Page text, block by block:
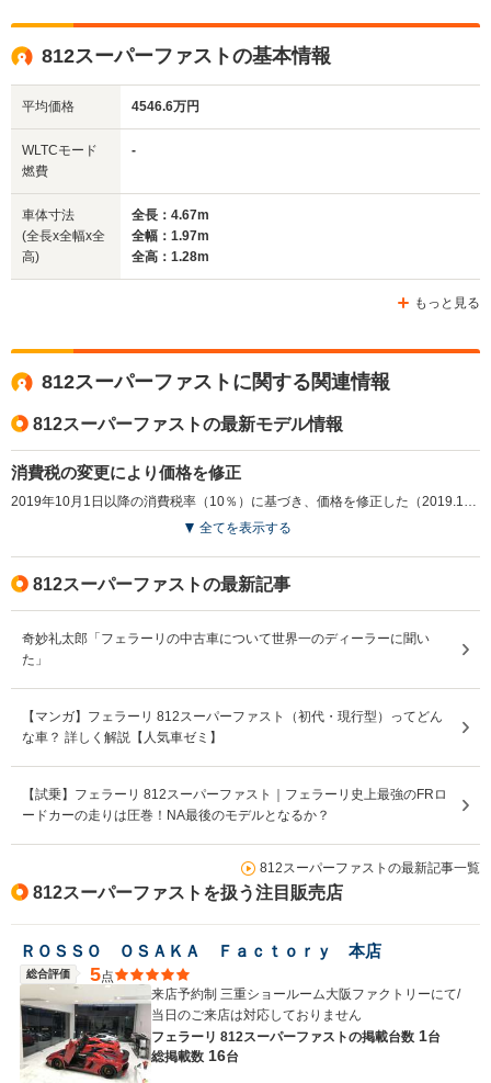
サイズ
(全長x全幅x全高)
WLTCモード
燃費
排気量
1.27m
6262cc
全高
1.28m
6496cc 6496cc
812スーパーファストの基本情報
平均価格 4546.6万円
WLTCモード
燃費
-
車体寸法
(全長x全幅x全
高)
全長：4.67m
全幅：1.97m
全高：1.28m
もっと見る
812スーパーファストに関する関連情報
812スーパーファストの最新モデル情報
消費税の変更により価格を修正
全てを表示する
812スーパーファストの最新記事
奇妙礼太郎「フェラーリの中古車について世界一のディーラーに聞い
た」
【マンガ】フェラーリ 812スーパーファスト（初代・現行型）ってどん
な車？ 詳しく解説【人気車ゼミ】
【試乗】フェラーリ 812スーパーファスト｜フェラーリ史上最強のFRロ
ードカーの走りは圧巻！NA最後のモデルとなるか？
812スーパーファストの最新記事一覧
812スーパーファストを扱う注目販売店
ＲＯＳＳＯ ＯＳＡＫＡ Ｆａｃｔｏｒｙ 本店
総合評価 5点
来店予約制 三重ショールーム大阪ファクトリーにて/
当日のご来店は対応しておりません
フェラーリ 812スーパーファストの掲載台数 1台
総掲載数 16台